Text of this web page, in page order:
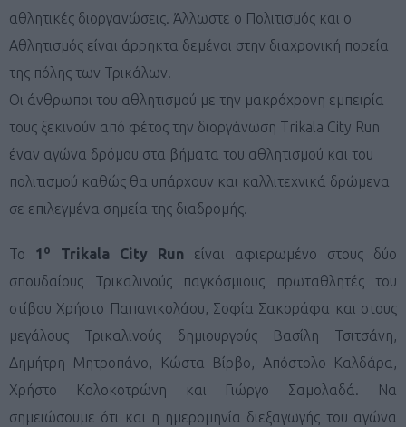
αθλητικές διοργανώσεις. Άλλωστε ο Πολιτισμός και ο
Αθλητισμός είναι άρρηκτα δεμένοι στην διαχρονική πορεία
της πόλης των Τρικάλων.
Οι άνθρωποι του αθλητισμού με την μακρόχρονη εμπειρία
τους ξεκινούν από φέτος την διοργάνωση Trikala City Run
έναν αγώνα δρόμου στα βήματα του αθλητισμού και του
πολιτισμού καθώς θα υπάρχουν και καλλιτεχνικά δρώμενα
σε επιλεγμένα σημεία της διαδρομής.
Το 1 ο Trikala City Run είναι αφιερωμένο στους δύο
σπουδαίους Τρικαλινούς παγκόσμιους πρωταθλητές του
στίβου Χρήστο Παπανικολάου, Σοφία Σακοράφα και στους
μεγάλους Τρικαλινούς δημιουργούς Βασίλη Τσιτσάνη,
Δημήτρη Μητροπάνο, Κώστα Βίρβο, Απόστολο Καλδάρα,
Χρήστο Κολοκοτρώνη και Γιώργο Σαμολαδά. Να
σημειώσουμε ότι και η ημερομηνία διεξαγωγής του αγώνα